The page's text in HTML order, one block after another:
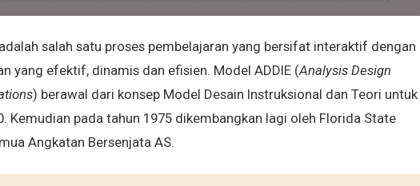
salah satu proses pembelajaran yang bersifat interaktif dengan
yang efektif, dinamis dan efisien. Model ADDIE (Analysis Design
) berawal dari konsep Model Desain Instruksional dan Teori untuk
Kemudian pada tahun 1975 dikembangkan lagi oleh Florida State
Angkatan Bersenjata AS.